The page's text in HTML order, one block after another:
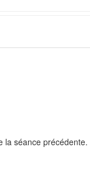
la séance précédente.